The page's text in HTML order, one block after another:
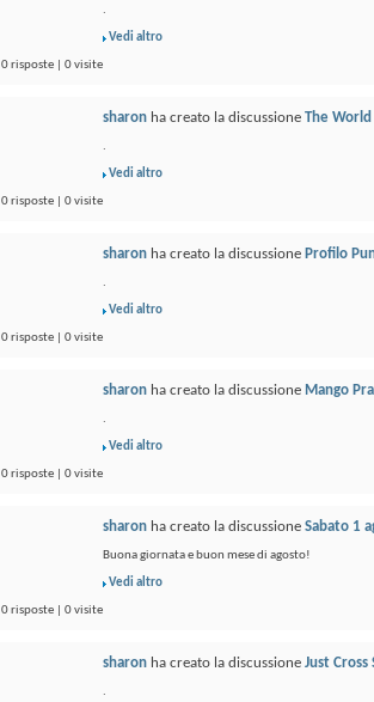
.
Vedi altro
0 risposte | 0 visite
sharon ha creato la discussione The World
.
Vedi altro
0 risposte | 0 visite
sharon ha creato la discussione Profilo
.
Vedi altro
0 risposte | 0 visite
sharon ha creato la discussione Mango
.
Vedi altro
0 risposte | 0 visite
sharon ha creato la discussione Sabato 1
Buona giornata e buon mese di agosto!
Vedi altro
0 risposte | 0 visite
sharon ha creato la discussione Just
.